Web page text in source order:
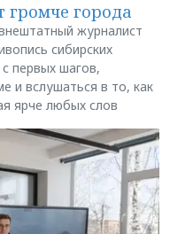
громче города
журналист
сибирских
первых шагов,
и вслушаться в то, как
ярче любых слов